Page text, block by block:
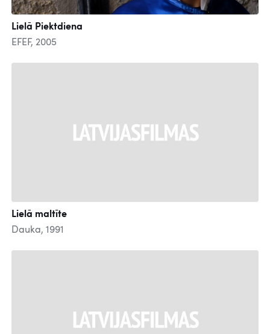
Lielā Piektdiena
EFEF, 2005
Lielā maltīte
Dauka, 1991